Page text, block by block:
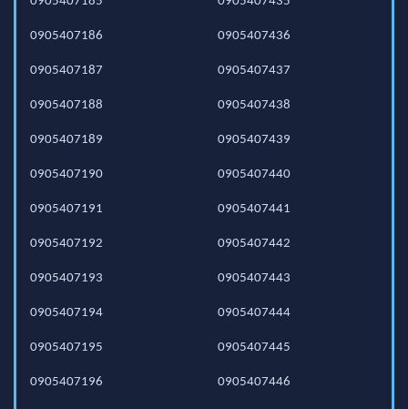
0905407186
0905407187
0905407188
0905407189
0905407190
0905407191
0905407192
0905407193
0905407194
0905407195
0905407196
0905407436
0905407437
0905407438
0905407439
0905407440
0905407441
0905407442
0905407443
0905407444
0905407445
0905407446